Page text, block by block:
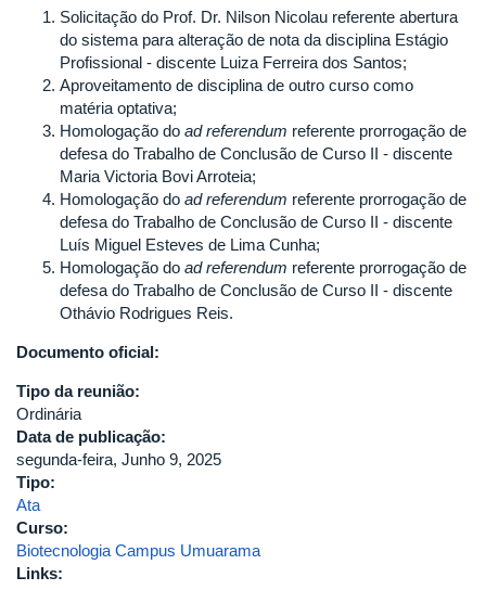
em
Biotecnologia
-
Umuarama
Solicitação do Prof. Dr. Nilson Nicolau referente abertura
do sistema para alteração de nota da disciplina Estágio
Profissional - discente Luiza Ferreira dos Santos;
Aproveitamento de disciplina de outro curso como
matéria optativa;
Homologação do ad referendum referente prorrogação de
defesa do Trabalho de Conclusão de Curso II - discente
Maria Victoria Bovi Arroteia;
Homologação do ad referendum referente prorrogação de
defesa do Trabalho de Conclusão de Curso II - discente
Luís Miguel Esteves de Lima Cunha;
Homologação do ad referendum referente prorrogação de
defesa do Trabalho de Conclusão de Curso II - discente
Othávio Rodrigues Reis.
Documento oficial:
Tipo da reunião:
Ordinária
Data de publicação:
segunda-feira, Junho 9, 2025
Tipo:
Ata
Curso:
Biotecnologia Campus Umuarama
Links: